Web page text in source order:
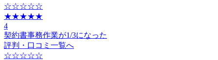
☆☆☆☆☆
★★★★★
4
契約書事務作業が1/3になった
評判・口コミ一覧へ
☆☆☆☆☆